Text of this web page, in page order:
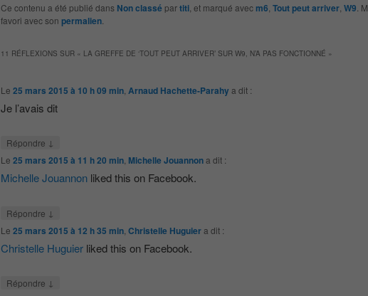
Ce contenu a été publié dans Non classé partiti, et marqué avecm6 Tout peut arriver, W9 .
favori avec son permalien.
11 RÉFLEXIONS SUR « LA GREFFE DE ‘TOUT PEUT ARRIVER’ SUR W9, N’A PAS FONCTIONNÉ »
Le 25 mars 2015 à 10 h 09 min, Arnaud Hachette-Parahya dit :
Je l’avais dit
Répondre ↓
Le 25 mars 2015 à 11 h 20 min, Michelle Jouannona dit :
Michelle Jouannonliked this on Facebook.
Répondre ↓
Le 25 mars 2015 à 12 h 35 min, Christelle Huguiera dit :
Christelle Huguierliked this on Facebook.
Répondre ↓